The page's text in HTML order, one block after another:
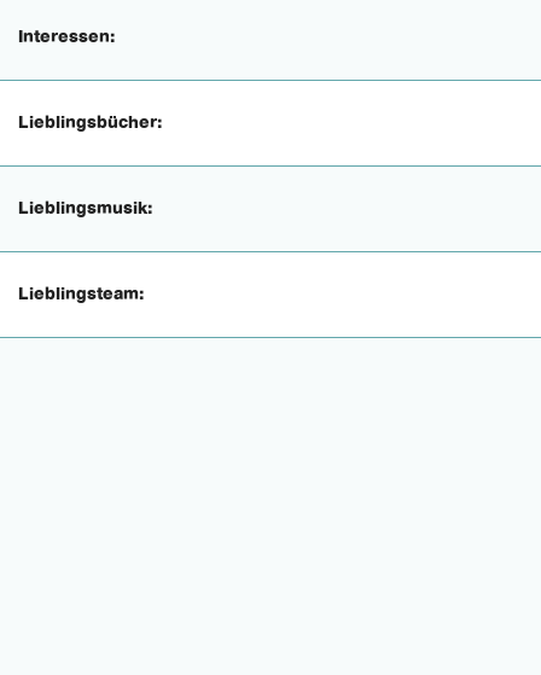
Interessen:
Lieblingsbücher:
Lieblingsmusik:
Lieblingsteam: